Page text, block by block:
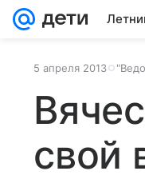
5 апреля 2013
свой